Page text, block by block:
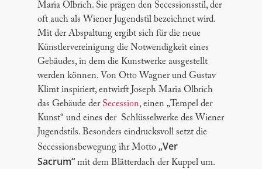
Maria Olbrich. Sie prägen den Secessionsstil, der
oft auch als Wiener Jugendstil bezeichnet wird.
Mit der Abspaltung ergibt sich für die neue
Künstlervereinigung die Notwendigkeit eines
Gebäudes, in dem die Kunstwerke ausgestellt
werden können. Von Otto Wagner und Gustav
Klimt inspiriert, entwirft Joseph Maria Olbrich
das Gebäude der Secession, einen „Tempel der
Kunst“ und eines der Schlüsselwerke des Wiener
Jugendstils. Besonders eindrucksvoll setzt die
Secessionsbewegung ihr Motto„Ver
Sacrum“ mit dem Blätterdach der Kuppel um.